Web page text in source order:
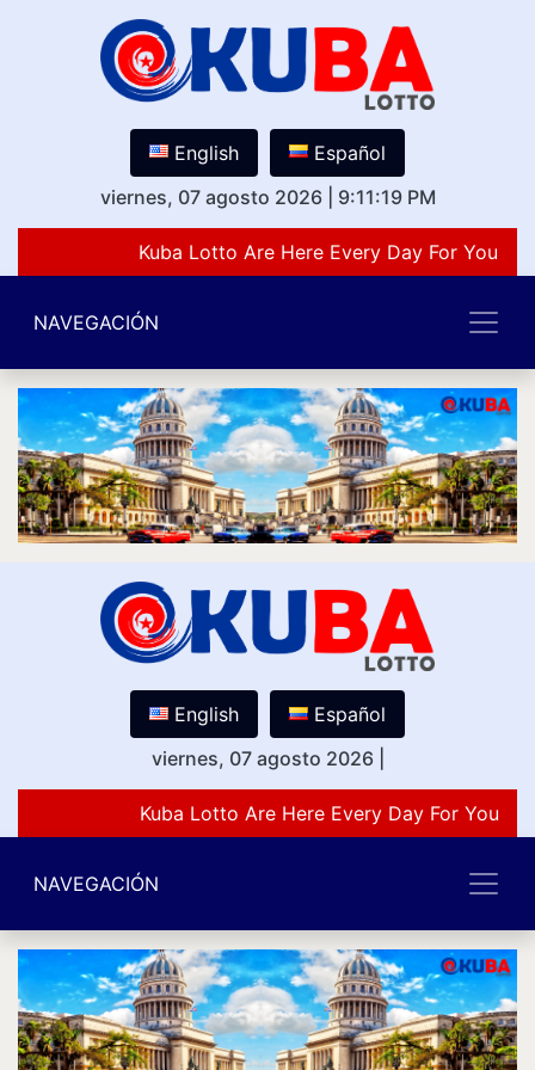
English
Español
viernes, 07 agosto 2026
9:11:19 PM
Kuba Lotto Are Here Every Day For You
NAVEGACIÓN
English
Español
viernes, 07 agosto 2026
Kuba Lotto Are Here Every Day For You
NAVEGACIÓN